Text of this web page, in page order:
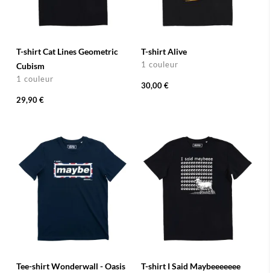
T-shirt Cat Lines Geometric
Cubism
1 couleur
29,90 €
T-shirt Alive
1 couleur
30,00 €
Tee-shirt Wonderwall - Oasis T-shirt I Said Maybeeeeeee